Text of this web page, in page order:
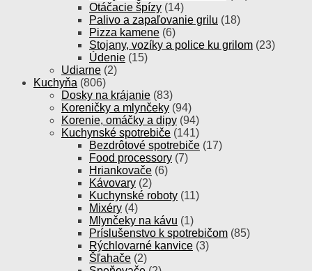
Otáčacie špízy (14)
Palivo a zapaľovanie grilu (18)
Pizza kamene (6)
Stojany, vozíky a police ku grilom (23)
Údenie (15)
Udiarne (2)
Kuchyňa (806)
Dosky na krájanie (83)
Koreničky a mlynčeky (94)
Korenie, omáčky a dipy (94)
Kuchynské spotrebiče (141)
Bezdrôtové spotrebiče (17)
Food processory (7)
Hriankovače (6)
Kávovary (2)
Kuchynské roboty (11)
Mixéry (4)
Mlynčeky na kávu (1)
Príslušenstvo k spotrebičom (85)
Rýchlovarné kanvice (3)
Šľahače (2)